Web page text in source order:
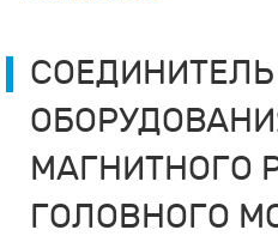
СОЕДИНИТЕЛЬ
МАГНИТНОГО
ГОЛОВНОГО